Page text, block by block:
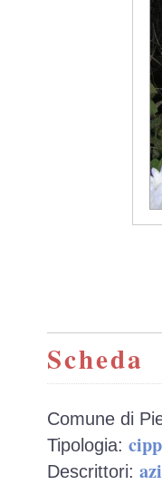
Scheda
Comune di
Tipologia:
Descrittori: